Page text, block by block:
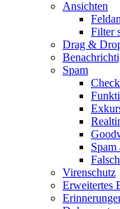
Ansichten
Filter
Drag &
Spam
Spam
Virenschutz
Erweitertes